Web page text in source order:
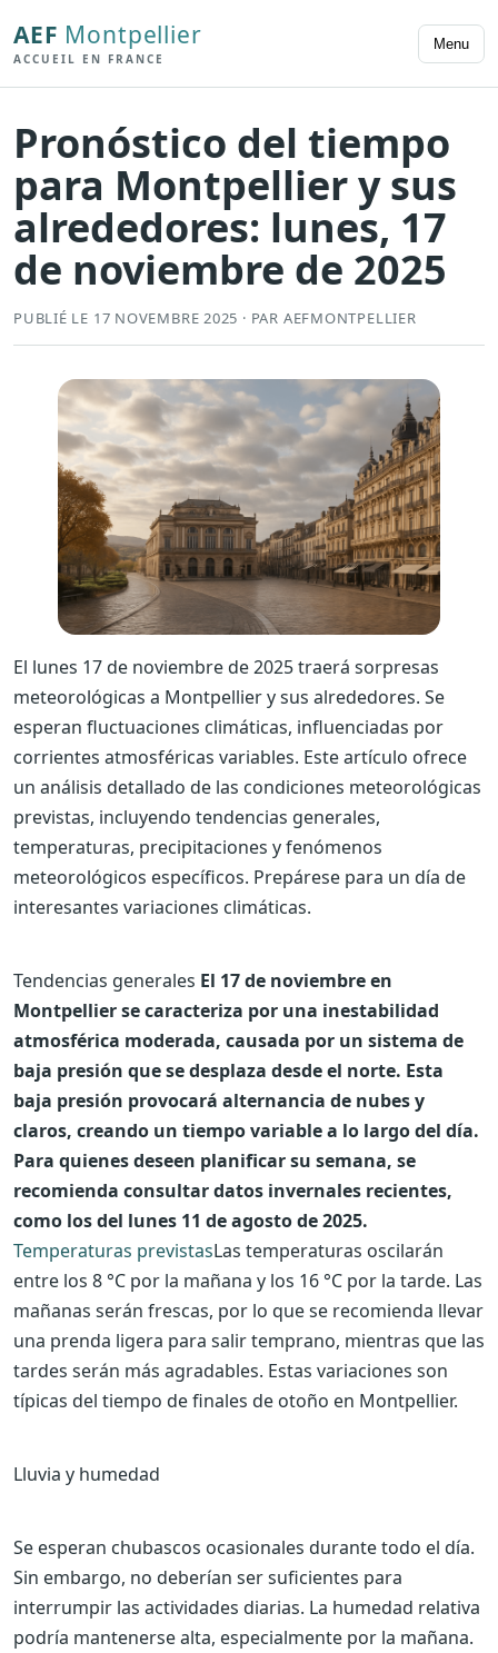
AEF Montpellier
ACCUEIL EN FRANCE
Menu
Pronóstico del tiempo
para Montpellier y sus
alrededores: lunes, 17
de noviembre de 2025
PUBLIÉ LE 17 NOVEMBRE 2025 · PAR AEFMONTPELLIER
El lunes 17 de noviembre de 2025 traerá sorpresas
meteorológicas a Montpellier y sus alrededores. Se
esperan fluctuaciones climáticas, influenciadas por
corrientes atmosféricas variables. Este artículo ofrece
un análisis detallado de las condiciones meteorológicas
previstas, incluyendo tendencias generales,
temperaturas, precipitaciones y fenómenos
meteorológicos específicos. Prepárese para un día de
interesantes variaciones climáticas.
Tendencias generales El 17 de noviembre en
Montpellier se caracteriza por una inestabilidad
atmosférica moderada, causada por un sistema de
baja presión que se desplaza desde el norte. Esta
baja presión provocará alternancia de nubes y
claros, creando un tiempo variable a lo largo del día.
Para quienes deseen planificar su semana, se
recomienda consultar datos invernales recientes,
como los del lunes 11 de agosto de 2025.
Temperaturas previstasLas temperaturas oscilarán
entre los 8 °C por la mañana y los 16 °C por la tarde. Las
mañanas serán frescas, por lo que se recomienda llevar
una prenda ligera para salir temprano, mientras que las
tardes serán más agradables. Estas variaciones son
típicas del tiempo de finales de otoño en Montpellier.
Lluvia y humedad
Se esperan chubascos ocasionales durante todo el día.
Sin embargo, no deberían ser suficientes para
interrumpir las actividades diarias. La humedad relativa
podría mantenerse alta, especialmente por la mañana.